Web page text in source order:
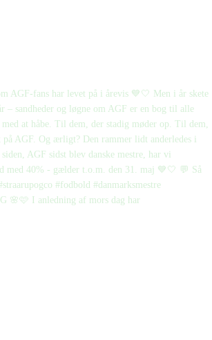
🌸🩷 I anledning af mors dag har